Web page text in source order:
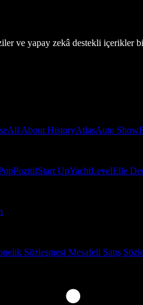
ve yapay zekâ destekli içerikler
All About HistoryAtlasAuto Show
PozitifStart UpYachtLevelElle
Sözleşmesi Mesafeli Satış